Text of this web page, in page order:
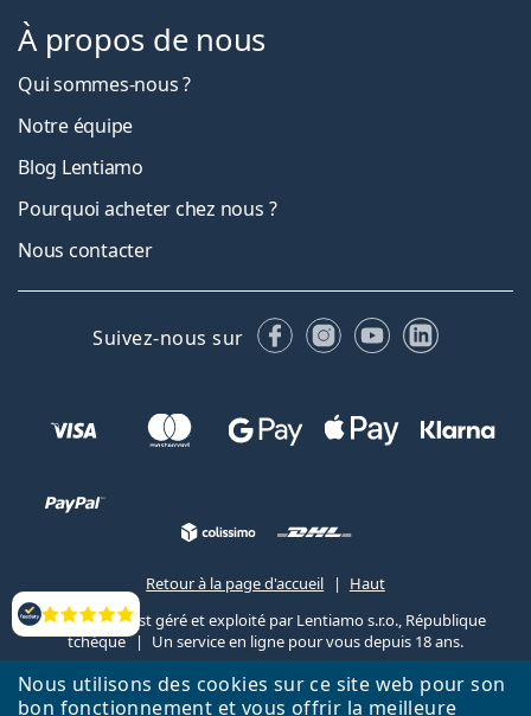
Nous utilisons des cookies sur ce site web pour son
bon fonctionnement et vous offrir la meilleure
Évaluation
À propos de nous
Qui sommes-nous ?
Notre équipe
Blog Lentiamo
Pourquoi acheter chez nous ?
Nous contacter
Suivez-nous sur FacebookInstagram
YouTubeLinkedIn
Retour à la page d'accueil
Haut
Lentiamo.fr est géré et exploité par Lentiamo s.r.o., République
tchèque
Un service en ligne pour vous depuis 18 ans.